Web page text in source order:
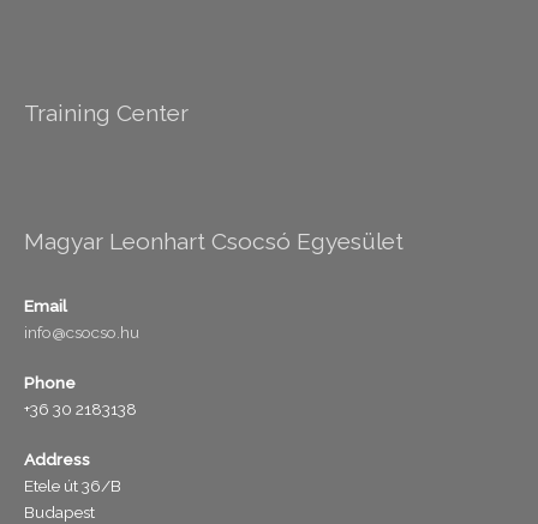
Training Center
Magyar Leonhart Csocsó Egyesület
Email
info@csocso.hu
Phone
+36 30 2183138
Address
Etele út 36/B
Budapest